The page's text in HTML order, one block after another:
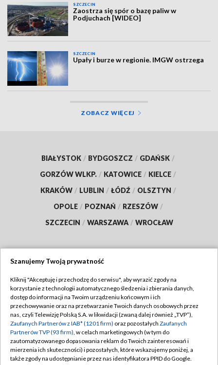
SZCZECIN
Zaostrza się spór o bazę paliw w
Podjuchach [WIDEO]
SZCZECIN
Upały i burze w regionie. IMGW ostrzega
ZOBACZ WIĘCEJ
BIAŁYSTOK / BYDGOSZCZ / GDAŃSK /
GORZÓW WLKP. / KATOWICE / KIELCE /
KRAKÓW / LUBLIN / ŁÓDŹ / OLSZTYN /
OPOLE / POZNAŃ / RZESZÓW /
SZCZECIN / WARSZAWA / WROCŁAW
TVP
Abonament TVP
Emisja w TVP
Centrum informacji TVP
Naziemna Telewizja Cyfrowa
Regulamin TVP
Polityka prywatności
Moje zgody
Pomoc
Szanujemy Twoją prywatność
Kliknij "Akceptuję i przechodzę do serwisu", aby wyrazić zgody na
korzystanie z technologii automatycznego śledzenia i zbierania danych,
dostęp do informacji na Twoim urządzeniu końcowym i ich
przechowywanie oraz na przetwarzanie Twoich danych osobowych przez
nas, czyli Telewizję Polską S.A. w likwidacji (zwaną dalej również „TVP”),
Zaufanych Partnerów z IAB* (1201 firm) oraz pozostałych Zaufanych
Partnerów TVP (93 firm), w celach marketingowych (w tym do
zautomatyzowanego dopasowania reklam do Twoich zainteresowań i
mierzenia ich skuteczności) i pozostałych, które wskazujemy poniżej, a
także zgody na udostępnianie przez nas identyfikatora PPID do Google.